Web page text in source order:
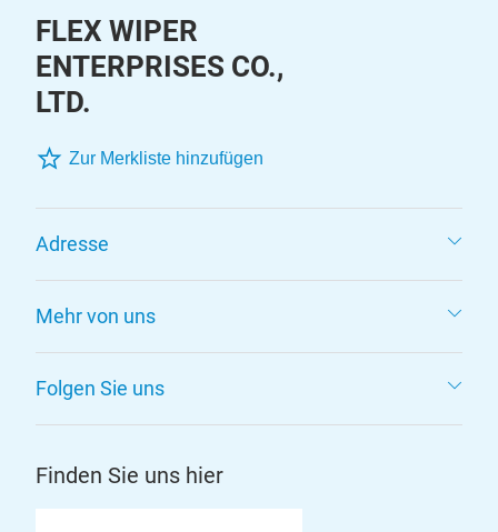
FLEX WIPER
ENTERPRISES CO.,
LTD.
Zur Merkliste hinzufügen
Adresse
Mehr von uns
Folgen Sie uns
Finden Sie uns hier